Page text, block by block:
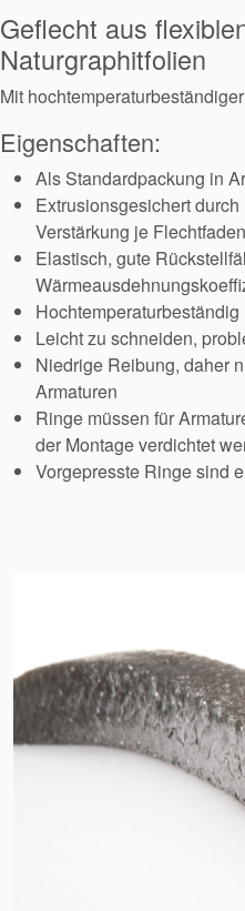
Nachhaltigkeit
Geflecht aus
Naturgraphitfolien
Mit
Eigenschaften:
Als Standardpackung in
Extrusionsgesichert
Verstärkung je Flechtfaden
Elastisch, gute
Leicht zu schneiden,
Niedrige Reibung, daher
Armaturen
Ringe müssen für
der Montage verdichtet
Vorgepresste Ringe sind